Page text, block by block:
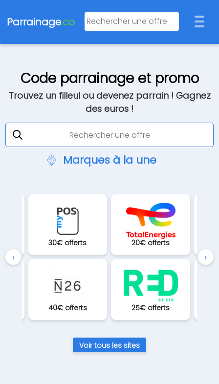
Parrainage.co
Code parrainage et promo
Trouvez un filleul ou devenez parrain ! Gagnez
des euros !
Marques à la une
‹
30€ offerts
40€ offerts
20€ offerts
25€ offerts
›
Voir tous les sites